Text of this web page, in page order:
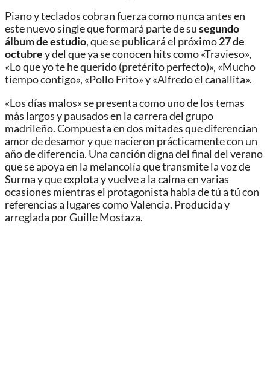
Piano y teclados cobran fuerza como nunca antes en
este nuevo single que formará parte de susegundo
álbum de estudio, que se publicará el próximo27 de
octubrey del que ya se conocen hits como «Travieso»,
«Lo que yo te he querido (pretérito perfecto)», «Mucho
tiempo contigo», «Pollo Frito» y «Alfredo el canallita».
«Los días malos» se presenta como uno de los temas
más largos y pausados en la carrera del grupo
madrileño. Compuesta en dos mitades que diferencian
amor de desamor y que nacieron prácticamente con un
año de diferencia. Una canción digna del final del verano
que se apoya en la melancolía que transmite la voz de
Surma y que explota y vuelve a la calma en varias
ocasiones mientras el protagonista habla de tú a tú con
referencias a lugares como Valencia. Producida y
arreglada por Guille Mostaza.